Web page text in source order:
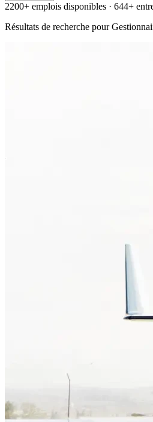
2200+ emplois disponibles · 644+
Résultats de recherche pour